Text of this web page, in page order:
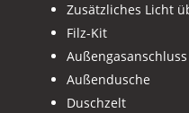
Zusätzliches Licht
Filz-Kit
Außendusche
Duschzelt